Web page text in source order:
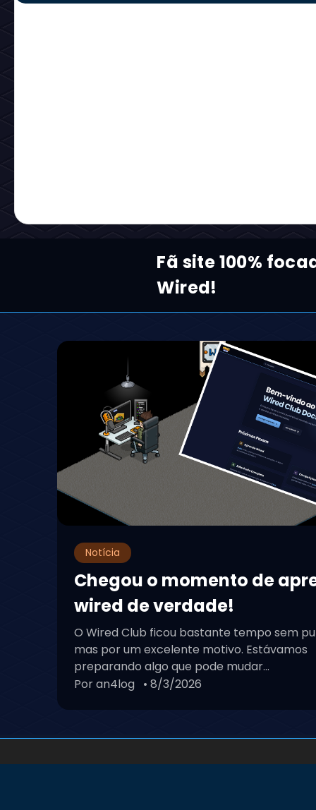
Fã site 100%
Wired!
Notícia
Chegou o momento de
wired de verdade!
O Wired Club ficou bastante tempo sem
mas por um excelente motivo. Estávamos
preparando algo que pode mudar...
Por an4log • 8/3/2026